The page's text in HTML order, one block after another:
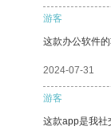
游客
这款办公软件
2024-07-31
游客
这款app是我社